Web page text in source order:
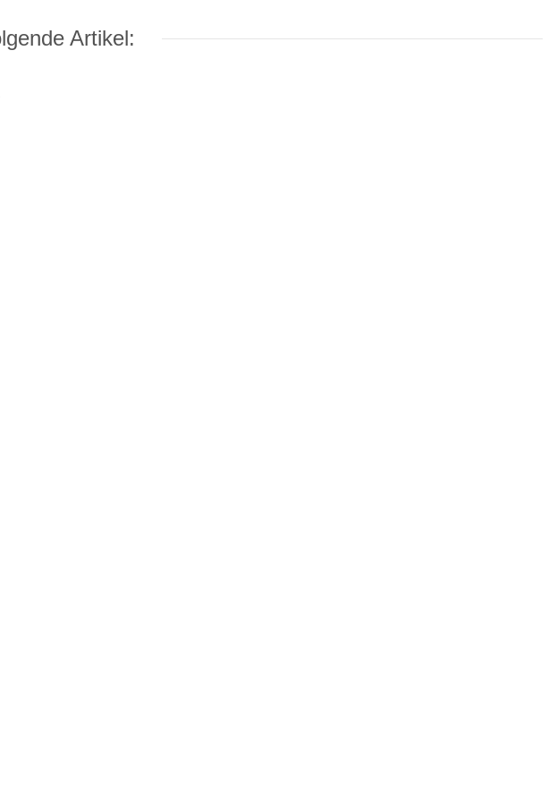
Artikel: